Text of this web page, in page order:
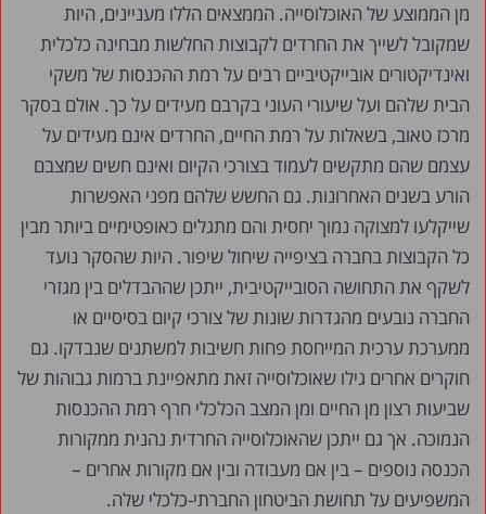
מן הממוצע של האוכלוסייה. הממצאים הללו מעניינים, היות
שמקובל לשייך את החרדים לקבוצות החלשות מבחינה כלכלית
ואינדיקטורים אובייקטיביים רבים על רמת ההכנסות של משקי
הבית שלהם ועל שיעורי העוני בקרבם מעידים על כך. אולם בסקר
מרכז טאוב, בשאלות על רמת החיים, החרדים אינם מעידים על
עצמם שהם מתקשים לעמוד בצורכי הקיום ואינם חשים שמצבם
הורע בשנים האחרונות. גם החשש שלהם מפני האפשרות
שייקלעו למצוקה נמוך יחסית והם מתגלים כאופטימיים ביותר מבין
כל הקבוצות בחברה בציפייה שיחול שיפור. היות שהסקר נועד
לשקף את התחושה הסובייקטיבית, ייתכן שההבדלים בין מגזרי
החברה נובעים מהגדרות שונות של צורכי קיום בסיסיים או
ממערכת ערכית המייחסת פחות חשיבות למשתנים שנבדקו. גם
חוקרים אחרים גילו שאוכלוסייה זאת מתאפיינת ברמות גבוהות של
שביעות רצון מן החיים ומן המצב הכלכלי חרף רמת ההכנסות
הנמוכה. אך גם ייתכן שהאוכלוסייה החרדית נהנית ממקורות
הכנסה נוספים – בין אם מעבודה ובין אם מקורות אחרים –
המשפיעים על תחושת הביטחון החברתי-כלכלי שלה.